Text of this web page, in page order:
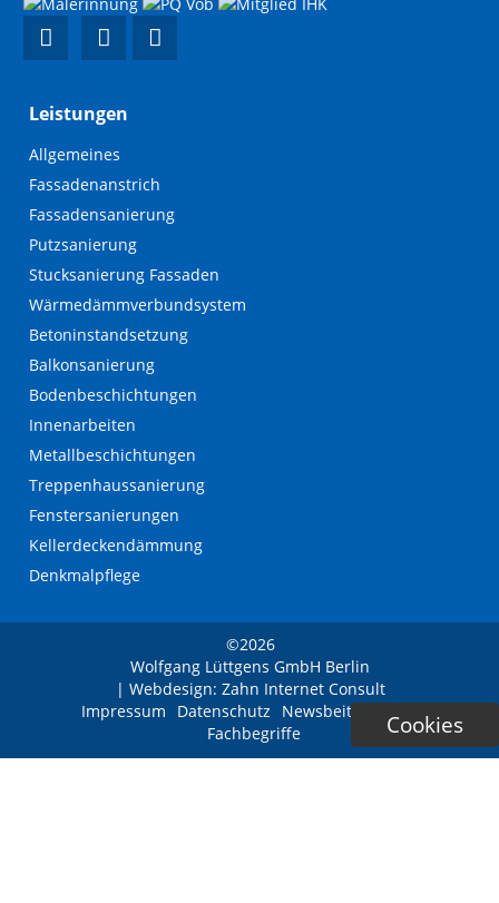
Leistungen
Navigation
überspringen
Allgemeines
Fassadenanstrich
Fassadensanierung
Putzsanierung
Stucksanierung Fassaden
Wärmedämmverbundsystem
Betoninstandsetzung
Balkonsanierung
Bodenbeschichtungen
Innenarbeiten
Metallbeschichtungen
Treppenhaussanierung
Fenstersanierungen
Kellerdeckendämmung
Denkmalpflege
©2026
Wolfgang Lüttgens GmbH Berlin
| Webdesign: Zahn Internet Consult
Navigation
überspringen
Impressum Datenschutz Newsbeiträge
FAQ
Fachbegriffe
Cookies